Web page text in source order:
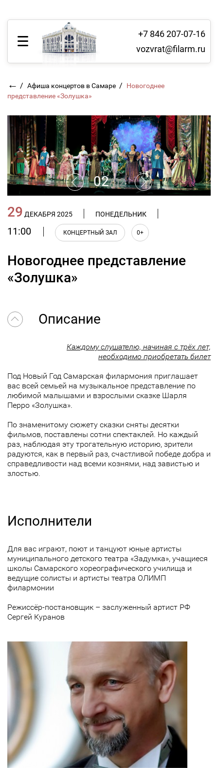
+7 846 207-07-16
vozvrat@filarm.ru
← / Афиша концертов в Самаре /
Новогоднее
представление «Золушка»
02/02
29 ДЕКАБРЯ 2025 ПОНЕДЕЛЬНИК
11:00 КОНЦЕРТНЫЙ ЗАЛ 0+
Новогоднее представление
«Золушка»
Описание
Каждому слушателю, начиная с трёх лет,
необходимо приобретать билет
Под Новый Год Самарская филармония приглашает
вас всей семьей на музыкальное представление по
любимой малышами и взрослыми сказке Шарля
Перро «Золушка».
По знаменитому сюжету сказки сняты десятки
фильмов, поставлены сотни спектаклей. Но каждый
раз, наблюдая эту трогательную историю, зрители
радуются, как в первый раз, счастливой победе добра и
справедливости над всеми кознями, над завистью и
злостью.
Исполнители
Для вас играют, поют и танцуют юные артисты
муниципального детского театра «Задумка», учащиеся
школы Самарского хореографического училища и
ведущие солисты и артисты театра ОЛИМП
филармонии
Режиссёр-постановщик – заслуженный артист РФ
Сергей Куранов